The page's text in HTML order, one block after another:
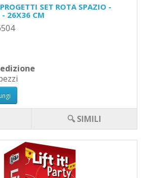
SET ROTA SPAZIO -
- 26X36 CM
🔍 SIMILI